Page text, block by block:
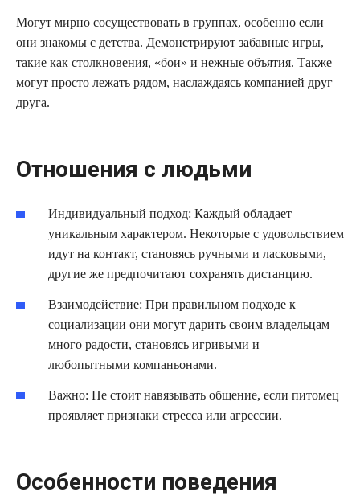
Могут мирно сосуществовать в группах, особенно если
они знакомы с детства. Демонстрируют забавные игры,
такие как столкновения, «бои» и нежные объятия. Также
могут просто лежать рядом, наслаждаясь компанией друг
друга.
Отношения с людьми
Индивидуальный подход: Каждый обладает
уникальным характером. Некоторые с удовольствием
идут на контакт, становясь ручными и ласковыми,
другие же предпочитают сохранять дистанцию.
Взаимодействие: При правильном подходе к
социализации они могут дарить своим владельцам
много радости, становясь игривыми и
любопытными компаньонами.
Важно: Не стоит навязывать общение, если питомец
проявляет признаки стресса или агрессии.
Особенности поведения